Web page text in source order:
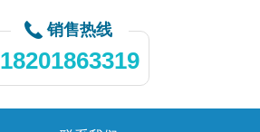
销售热线
18201863319